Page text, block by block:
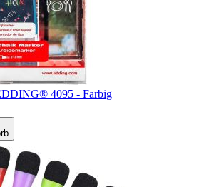
4095 - Farbig